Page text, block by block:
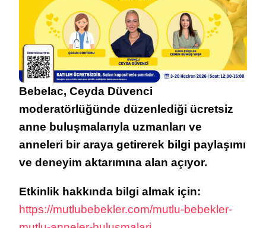
Bebelac, Ceyda Düvenci
moderatörlüğünde düzenlediği ücretsiz
anne buluşmalarıyla uzmanları ve
anneleri bir araya getirerek bilgi paylaşımı
ve deneyim aktarımına alan açıyor.
Etkinlik hakkında bilgi almak için:
https://mutlubebekler.com/mutlu-bebekler-